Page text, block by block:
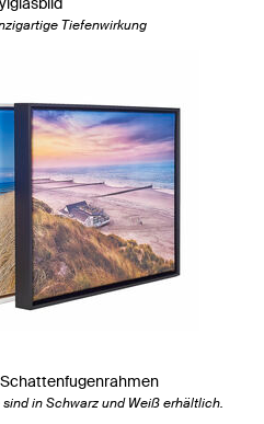
Tiefenwirkung
in Schwarz und Weiß erhältlich.